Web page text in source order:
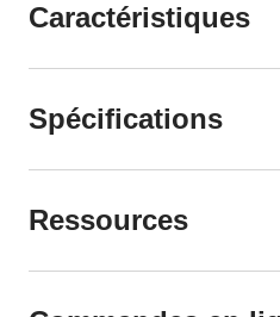
Caractéristiques
Spécifications
Ressources